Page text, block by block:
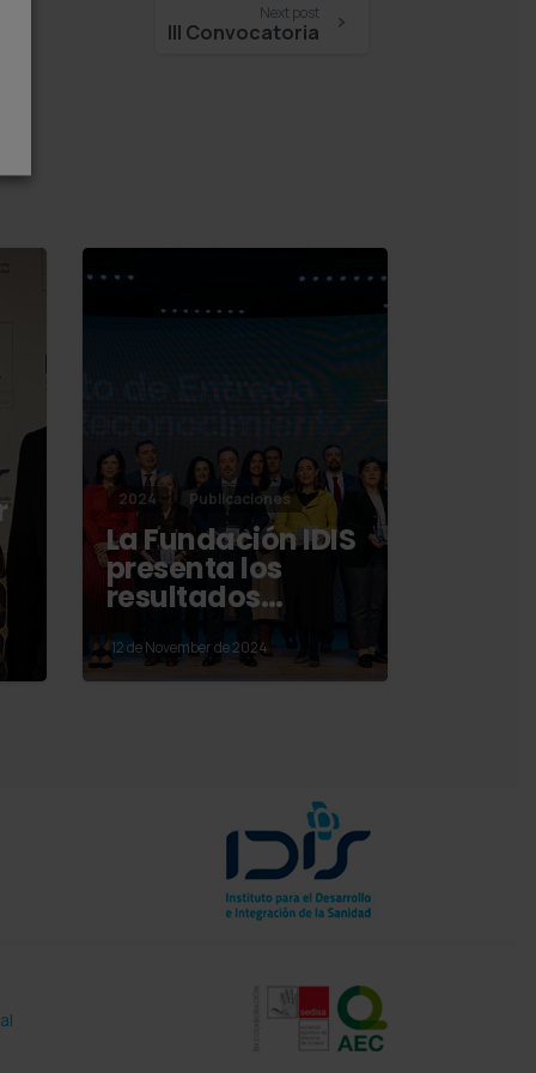
Next post
III Convocatoria
2024 Publicaciones
La Fundación IDIS
presenta los
resultados…
12 de November de 2024